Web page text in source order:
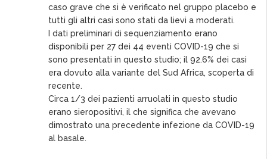
caso grave che si è verificato nel gruppo placebo e
tutti gli altri casi sono stati da lievi a moderati.
I dati preliminari di sequenziamento erano
disponibili per 27 dei 44 eventi COVID-19 che si
sono presentati in questo studio; il 92.6% dei casi
era dovuto alla variante del Sud Africa, scoperta di
recente.
Circa 1/3 dei pazienti arruolati in questo studio
erano sieropositivi, il che significa che avevano
dimostrato una precedente infezione da COVID-19
al basale.